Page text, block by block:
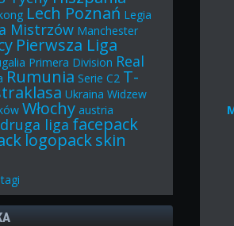
Lech Poznań Legia
Mistrzów Manchester
Pierwsza Liga
Primera Division Real
Rumunia Serie C2 T-
Ukraina Widzew
Włochy austria
druga ligafacepack
logopackskin
tagi